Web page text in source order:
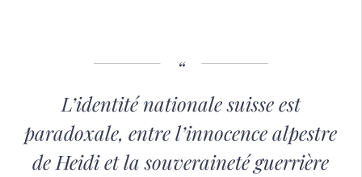
L’identité nationale suisse est
paradoxale, entre l’innocence alpestre
de Heidi et la souveraineté guerrière